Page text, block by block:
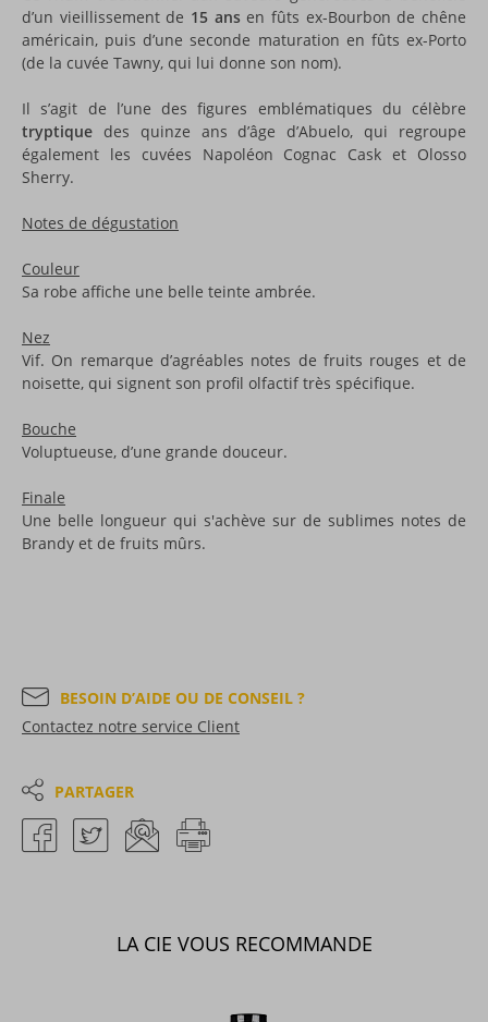
d’un vieillissement de 15 ans en fûts ex-Bourbon de chêne
américain, puis d’une seconde maturation en fûts ex-Porto
(de la cuvée Tawny, qui lui donne son nom).
Il s’agit de l’une des figures emblématiques du célèbre
tryptique des quinze ans d’âge d’Abuelo, qui regroupe
également les cuvées Napoléon Cognac Cask et Olosso
Sherry.
Notes de dégustation
Couleur
Sa robe affiche une belle teinte ambrée.
Nez
Vif. On remarque d’agréables notes de fruits rouges et de
noisette, qui signent son profil olfactif très spécifique.
Bouche
Voluptueuse, d’une grande douceur.
Finale
Une belle longueur qui s'achève sur de sublimes notes de
Brandy et de fruits mûrs.
BESOIN D’AIDE OU DE CONSEIL ?
Contactez notre service Client
PARTAGER
LA CIE VOUS RECOMMANDE